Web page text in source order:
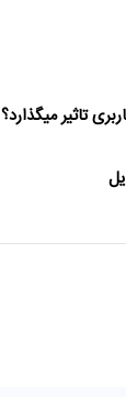
تاثیر میگذارد؟